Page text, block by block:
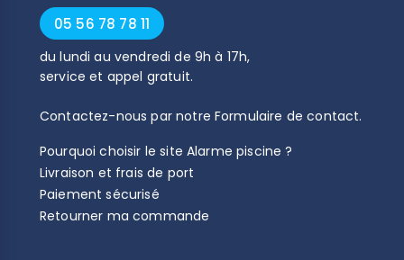
05 56 78 78 11
dulundi au vendredi de 9h à 17h,
service et appel gratuit.
Contactez-nous par notre Formulaire de contact.
Pourquoi choisir le site Alarme piscine ?
Livraison et frais de port
Paiement sécurisé
Retourner ma commande